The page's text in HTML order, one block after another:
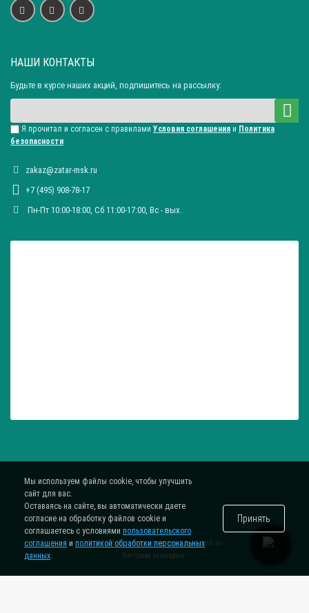
НАШИ КОНТАКТЫ
Будьте в курсе наших акций, подпишитесь на рассылку:
Я прочитал и согласен с правилами Условия соглашения и Политика
безопасности
zakaz@zatar-msk.ru
+7 (495) 908-78-17
Пн-Пт 10:00-18:00, Сб 11:00-17:00, Вc - вых.
® 2015-2026. Интернет-магазинzatar-msk.ru
Все права защищены.
Мы используем файлы cookie, чтобы улучшить
сайт для вас.
Оставаясь на сайте, вы автоматически даете
согласие на обработку файлов cookie и
соглашаетесь с условиями пользовательского
соглашения и политикой обработки персональных
данных.
Принять